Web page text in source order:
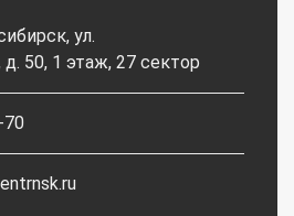
ул.
50, 1 этаж, 27 сектор
70